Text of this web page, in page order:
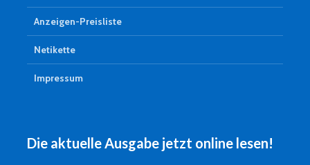
Anzeigen-Preisliste
Netikette
Impressum
Die aktuelle Ausgabe jetzt online lesen!